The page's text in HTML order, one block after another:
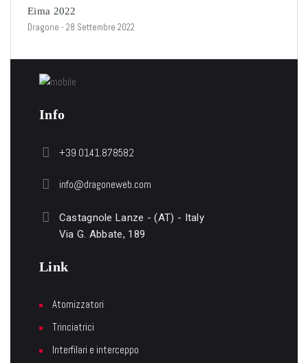
Eima 2022
Dragone - 28 Settembre 2022
Info
+39 0141.878582
info@dragoneweb.com
Castagnole Lanze - (AT) - Italy
Via G. Abbate, 189
Link
Atomizzatori
Trinciatrici
Interfilari e interceppo